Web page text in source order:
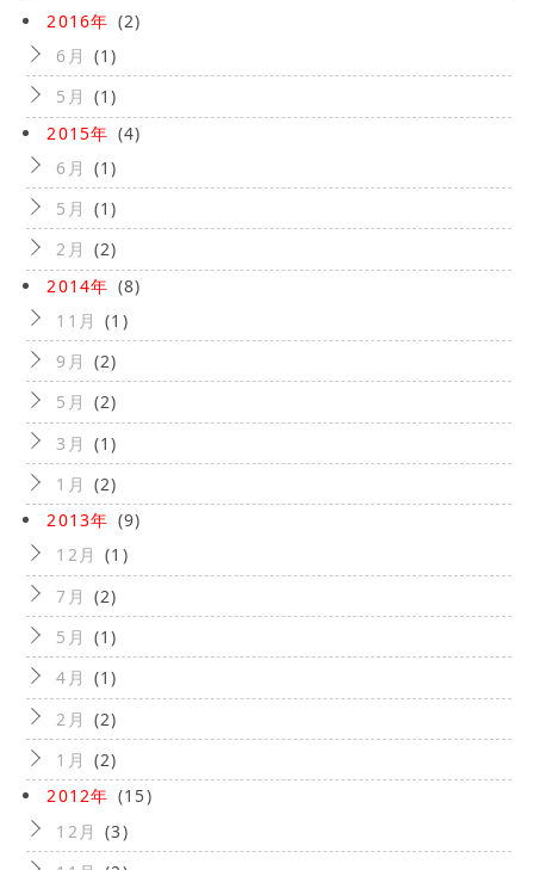
2016年 (2)
6月 (1)
5月 (1)
2015年 (4)
6月 (1)
5月 (1)
2月 (2)
2014年 (8)
11月 (1)
9月 (2)
5月 (2)
3月 (1)
1月 (2)
2013年 (9)
12月 (1)
7月 (2)
5月 (1)
4月 (1)
2月 (2)
1月 (2)
2012年 (15)
12月 (3)